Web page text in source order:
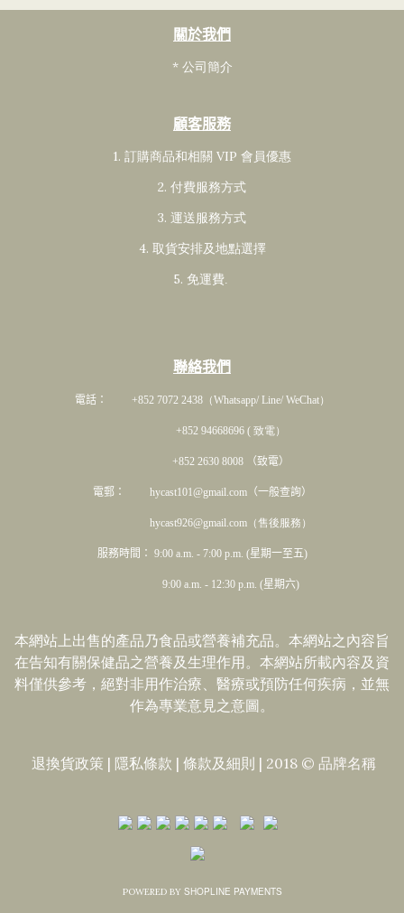
關於我們
* 公司簡介
顧客服務
1. 訂購商品和相關 VIP 會員優惠
2. 付費服務方式
3. 運送服務方式
4. 取貨安排及地點選擇
5. 免運費.
聯絡我們
電話： +852 7072 2438（Whatsapp/ Line/ WeChat）
+852 94668696 ( 致電）
+852 2630 8008 （致電）
電郵： hycast101@gmail.com（一般查詢）
hycast926@gmail.com（售後服務）
服務時間： 9:00 a.m. - 7:00 p.m. (星期一至五)
9:00 a.m. - 12:30 p.m. (星期六)
本網站上出售的產品乃食品或營養補充品。本網站之內容旨
在告知有關保健品之營養及生理作用。本網站所載內容及資
料僅供參考，絕對非用作治療、醫療或預防任何疾病，並無
作為專業意見之意圖。
退換貨政策 | 隱私條款 |​ 條款及細則 | 2018 © 品牌名稱
POWERED BY SHOPLINE PAYMENTS